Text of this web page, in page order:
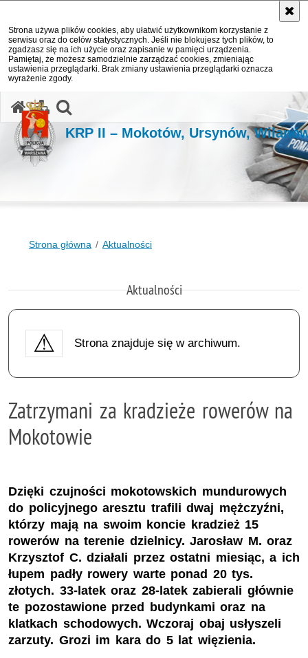
Strona używa plików cookies, aby ułatwić użytkownikom korzystanie z
serwisu oraz do celów statystycznych. Jeśli nie blokujesz tych plików, to
zgadzasz się na ich użycie oraz zapisanie w pamięci urządzenia.
Pamiętaj, że możesz samodzielnie zarządzać cookies, zmieniając
ustawienia przeglądarki. Brak zmiany ustawienia przeglądarki oznacza
wyrażenie zgody.
KRP II – Mokotów, Ursynów,
Strona główna Aktualności
Aktualności
Strona znajduje się w archiwum.
Zatrzymani za kradzieże rowerów na
Mokotowie
Dzięki czujności mokotowskich mundurowych
do policyjnego aresztu trafili dwaj mężczyźni,
którzy mają na swoim koncie kradzież 15
rowerów na terenie dzielnicy. Jarosław M. oraz
Krzysztof C. działali przez ostatni miesiąc, a ich
łupem padły rowery warte ponad 20 tys.
złotych. 33-latek oraz 28-latek zabierali głównie
te pozostawione przed budynkami oraz na
klatkach schodowych. Wczoraj obaj usłyszeli
zarzuty. Grozi im kara do 5 lat więzienia.